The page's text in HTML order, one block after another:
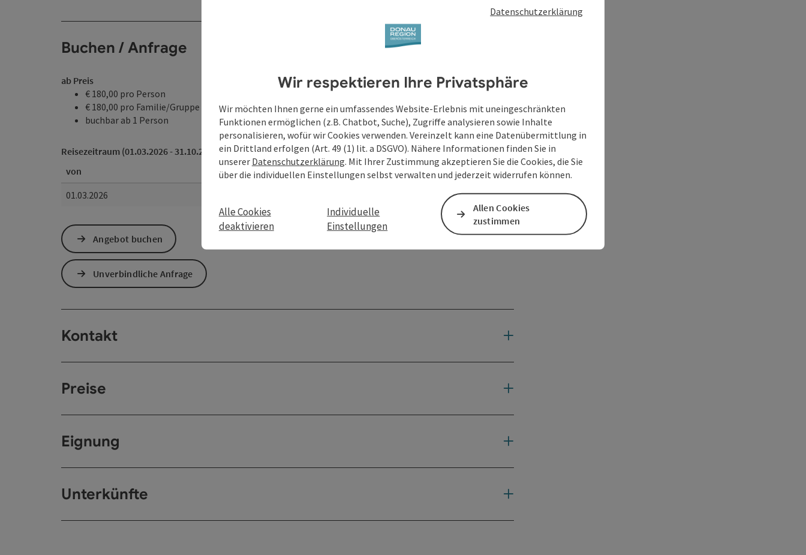
Buchen / Anfrage
ab Preis
€ 180,00 pro Person
€ 180,00 pro Familie/Gruppe
buchbar ab 1 Person
Reisezeitraum (01.03.2026 - 31.10.2026)
von
bis
01.03.2026
Angebot buchen
Unverbindliche Anfrage
Kontakt
Preise
Eignung
Unterkünfte
Datenschutzerklärung
Wir respektieren Ihre Privatsphäre
Wir möchten Ihnen gerne ein umfassendes Website-Erlebnis mit uneingeschränkten
Funktionen ermöglichen (z.B. Chatbot, Suche), Zugriffe analysieren sowie Inhalte
personalisieren, wofür wir Cookies verwenden. Vereinzelt kann eine Datenübermittlung in
ein Drittland erfolgen (Art. 49 (1) lit. a DSGVO). Nähere Informationen finden Sie in
unserer Datenschutzerklärung. Mit Ihrer Zustimmung akzeptieren Sie die Cookies, die Sie
über die individuellen Einstellungen selbst verwalten und jederzeit widerrufen können.
Alle Cookies
deaktivieren
Individuelle
Einstellungen
Allen Cookies
zustimmen